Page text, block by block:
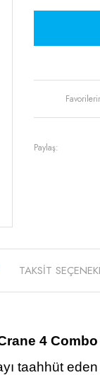
Paylaş:
TAKSIT
4 Combo
taahhüt